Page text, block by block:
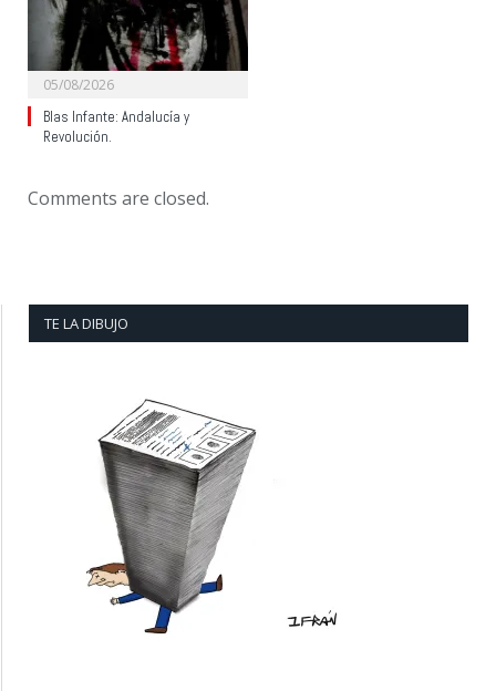
05/08/2026
Blas Infante: Andalucía y
Revolución.
Comments are closed.
TE LA DIBUJO